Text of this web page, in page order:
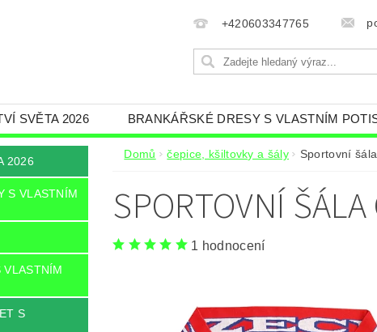
+420603347765
SVĚTA 2026 BRANKÁŘSKÉ DRESY S VLASTNÍM
S VLASTNÍM JMÉNEM. FAN FOTBALOVÝ KOMPLET S
A ŠÁLY
VLASTNÍ JMÉNEM A ČÍSLEM KŠILTOVKA A ČEPICE
SET VELIKOSTNÍ TABULKA
2026
S VLASTNÍM
VLASTNÍM
S
Domů čepice, kšiltovky a šály Sportovní
SPORTOVNÍ
1 hodnocení